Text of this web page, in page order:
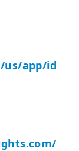
us/app/id